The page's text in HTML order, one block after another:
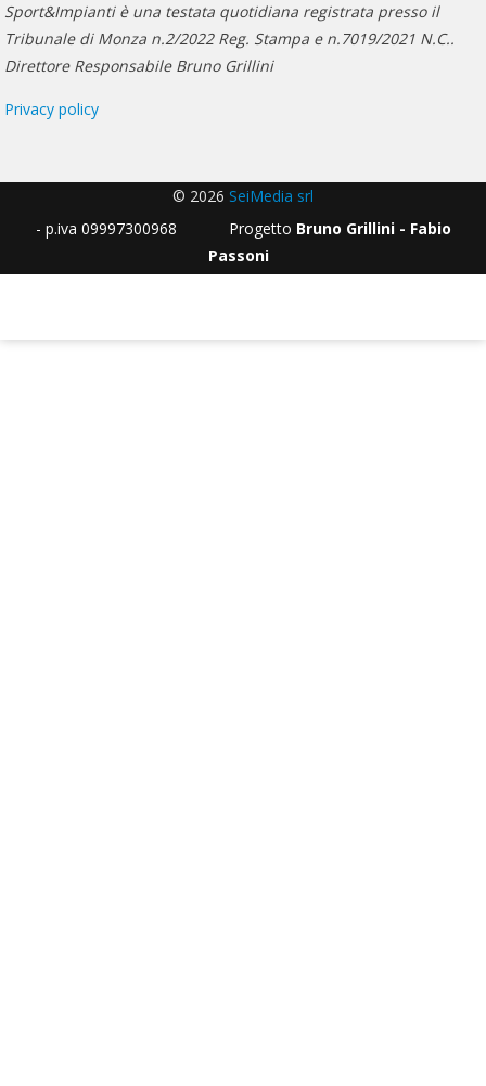
Sport&Impianti è una testata quotidiana registrata presso il
Tribunale di Monza n.2/2022 Reg. Stampa e n.7019/2021 N.C..
Direttore Responsabile Bruno Grillini
Privacy policy
© 2026 SeiMedia srl
- p.iva 09997300968 Progetto Bruno Grillini - Fabio
Passoni